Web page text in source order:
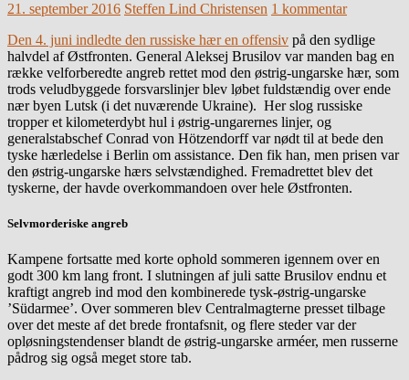
21. september 2016 Steffen Lind Christensen 1 kommentar
Den 4. juni indledte den russiske hær en offensiv på den sydlige
halvdel af Østfronten. General Aleksej Brusilov var manden bag en
række velforberedte angreb rettet mod den østrig-ungarske hær, som
trods veludbyggede forsvarslinjer blev løbet fuldstændig over ende
nær byen Lutsk (i det nuværende Ukraine). Her slog russiske
tropper et kilometerdybt hul i østrig-ungarernes linjer, og
generalstabschef Conrad von Hötzendorff var nødt til at bede den
tyske hærledelse i Berlin om assistance. Den fik han, men prisen var
den østrig-ungarske hærs selvstændighed. Fremadrettet blev det
tyskerne, der havde overkommandoen over hele Østfronten.
Selvmorderiske angreb
Kampene fortsatte med korte ophold sommeren igennem over en
godt 300 km lang front. I slutningen af juli satte Brusilov endnu et
kraftigt angreb ind mod den kombinerede tysk-østrig-ungarske
’Südarmee’. Over sommeren blev Centralmagterne presset tilbage
over det meste af det brede frontafsnit, og flere steder var der
opløsningstendenser blandt de østrig-ungarske arméer, men russerne
pådrog sig også meget store tab.